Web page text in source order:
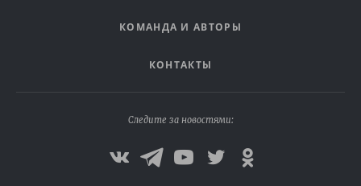
КОМАНДА И АВТОРЫ
КОНТАКТЫ
Следите за новостями: